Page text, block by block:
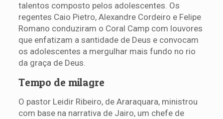
talentos composto pelos adolescentes. Os
regentes Caio Pietro, Alexandre Cordeiro e Felipe
Romano conduziram o Coral Camp com louvores
que enfatizam a santidade de Deus e convocam
os adolescentes a mergulhar mais fundo no rio
da graça de Deus.
Tempo de milagre
O pastor Leidir Ribeiro, de Araraquara, ministrou
com base na narrativa de Jairo, um chefe de